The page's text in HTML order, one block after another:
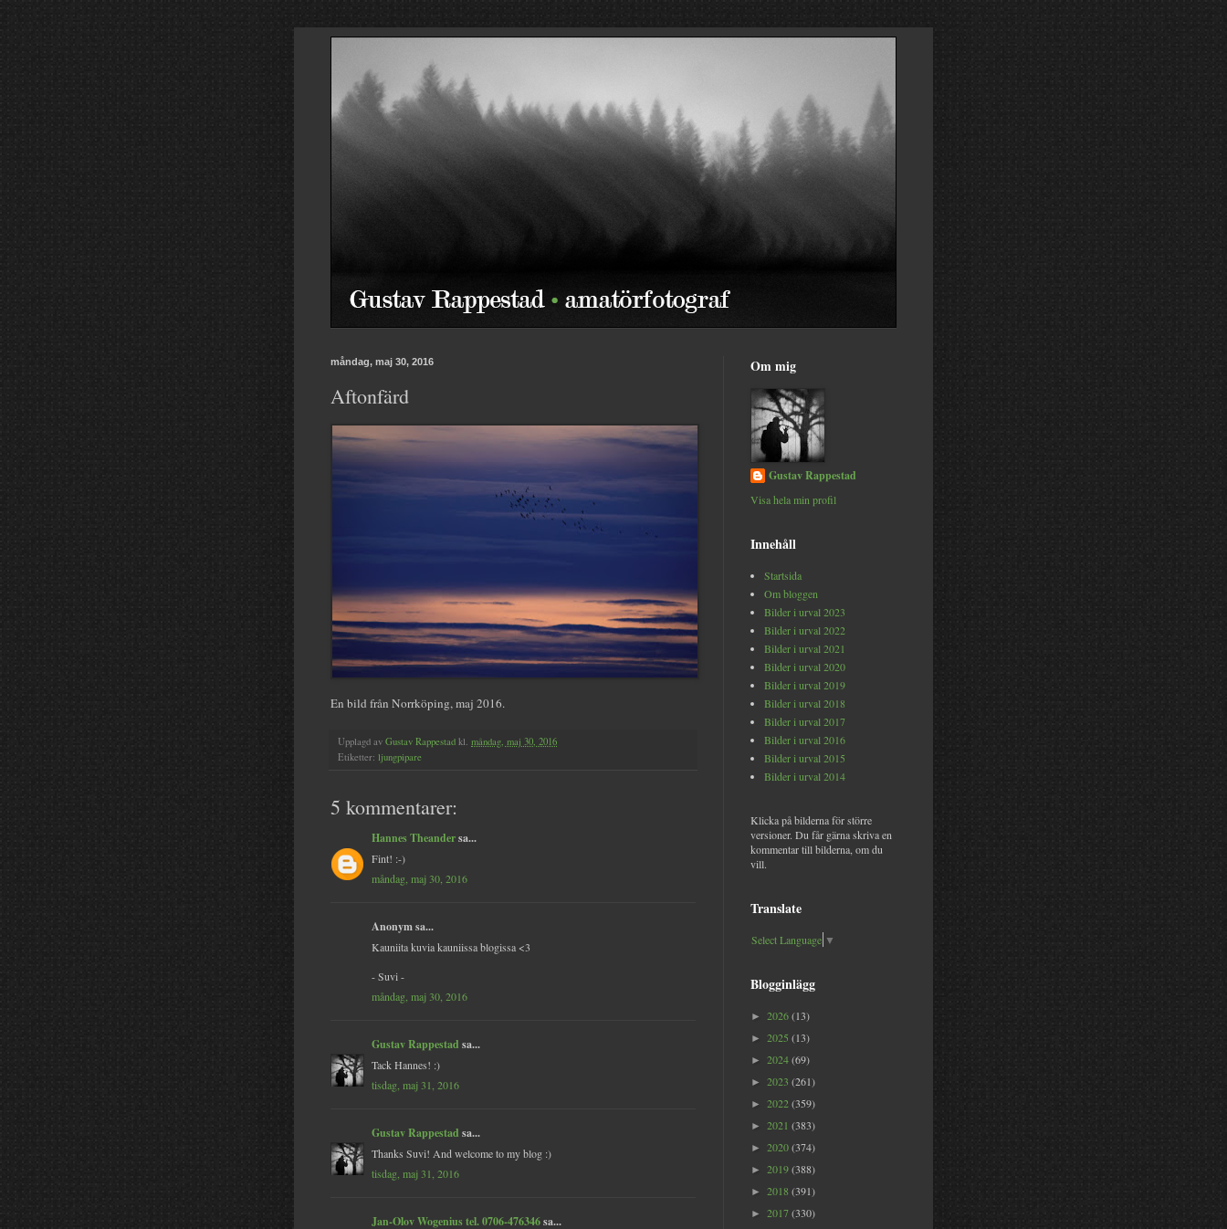
måndag, maj 30, 2016
Aftonfärd
En bild från Norrköping, maj 2016.
Upplagd av Gustav Rappestad kl. måndag, maj 30, 2016
Etiketter: ljungpipare
5 kommentarer:
Hannes Theandersa...
Fint! :-)
måndag, maj 30, 2016
Anonym sa...
Kauniita kuvia kauniissa blogissa <3
- Suvi -
måndag, maj 30, 2016
Gustav Rappestad sa...
Tack Hannes! :)
tisdag, maj 31, 2016
Gustav Rappestad sa...
Thanks Suvi! And welcome to my blog :)
tisdag, maj 31, 2016
Jan-Olov Wogenius tel. 0706-476346sa...
Om mig
Gustav Rappestad
Visa hela min profil
Innehåll
Startsida
Om bloggen
Bilder i urval 2023
Bilder i urval 2022
Bilder i urval 2021
Bilder i urval 2020
Bilder i urval 2019
Bilder i urval 2018
Bilder i urval 2017
Bilder i urval 2016
Bilder i urval 2015
Bilder i urval 2014
Klicka på bilderna för större
versioner. Du får gärna skriva en
kommentar till bilderna, om du
vill.
Translate
Select Language ▼
Blogginlägg
► 2026(13)
► 2025 (13)
► 2024(69)
► 2023 (261)
► 2022(359)
► 2021 (383)
► 2020(374)
► 2019(388)
► 2018 (391)
► 2017(330)